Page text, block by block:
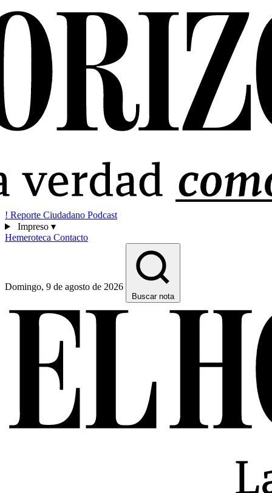
! Reporte Ciudadano Podcast
Impreso ▾
Hemeroteca Contacto
Domingo, 9 de agosto de 2026
Buscar nota